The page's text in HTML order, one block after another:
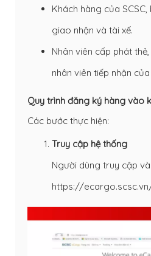
Khách hàng của
giao nhận và tài xế.
Nhân viên cấp phát
nhân viên tiếp nhận của
Quy trình đăng ký hàng vào
Các bước thực hiện:
Truy cập hệ thống
Người dùng truy cập
https://